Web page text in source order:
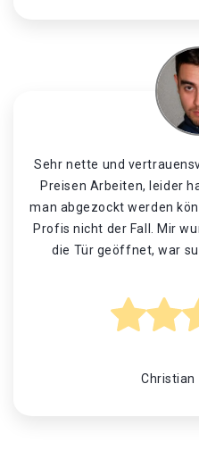
Sehr nette und
Preisen Arbeiten, leider
man abgezockt werden
Profis nicht der Fall. Mir
die Tür geöffnet, war
Christian